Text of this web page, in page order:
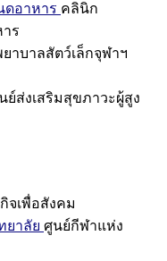
ดอาหาร คลินิก
ร
ยาบาลสัตว์เล็กจุฬาฯ
ย์ส่งเสริมสุขภาวะผู้สูง
จเพื่อสังคม
ยาลัย ศูนย์กีฬาแห่ง